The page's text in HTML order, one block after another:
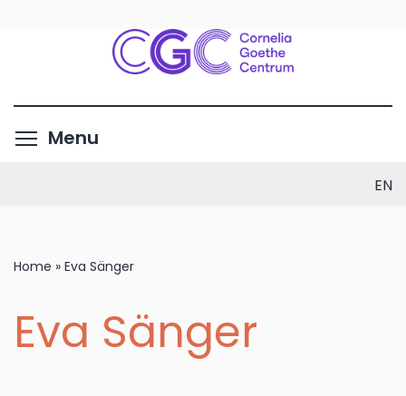
main
contentMenu
EN
Home » Eva Sänger
Eva Sänger